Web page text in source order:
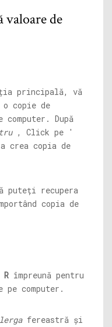
valoare de
principală, vă
copie de
După
, Click pe '
crea copia de
puteți recupera
copia de
R împreună pentru
computer.
fereastră și